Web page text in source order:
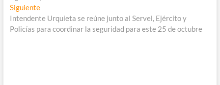
entradas
SiguienteEntrada
siguiente:
Intendente Urquieta se reúne junto al Servel, Ejército y
Policías para coordinar la seguridad para este 25 de octubre